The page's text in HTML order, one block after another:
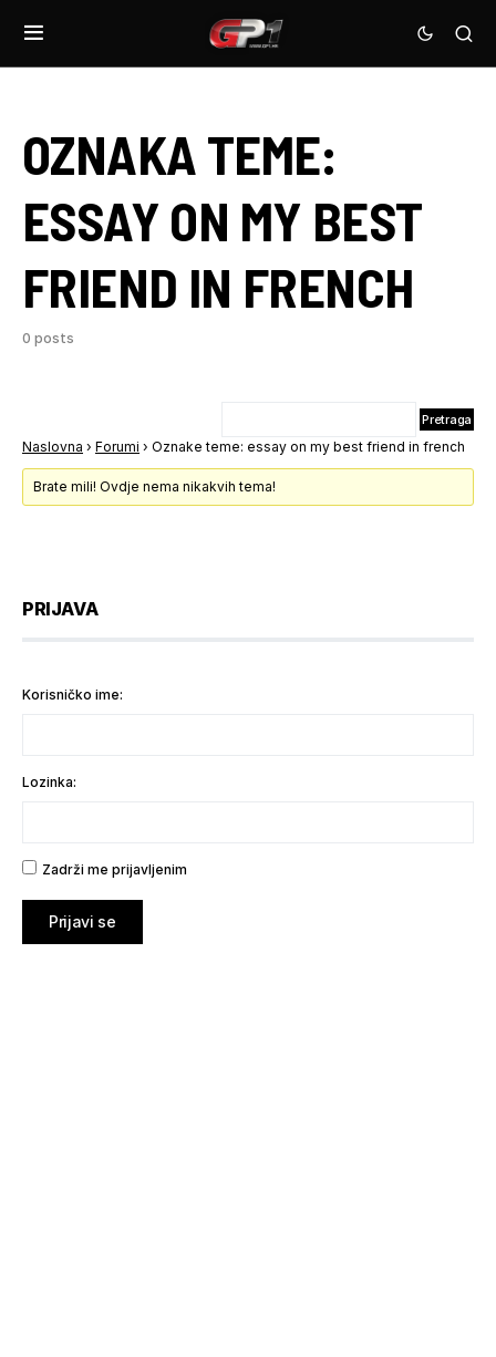
OZNAKA TEME:
ESSAY ON MY BEST
FRIEND IN FRENCH
0 posts
Naslovna › Forumi › Oznake teme: essay on my best friend in french
Brate mili! Ovdje nema nikakvih tema!
PRIJAVA
Korisničko ime:
Lozinka:
Zadrži me prijavljenim
Prijavi se